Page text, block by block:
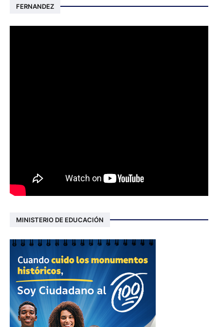
FERNANDEZ
MINISTERIO DE EDUCACIÓN